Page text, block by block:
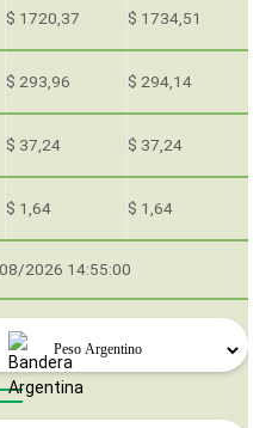
$ 1720,37 $ 1734,51
$ 293,96 $ 294,14
$ 37,24 $ 37,24
$ 1,64 $ 1,64
2026 14:55:00